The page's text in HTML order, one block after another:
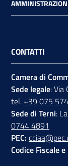
CONTATTI
Camera di
Sede legale:
tel. +39 075
Sede di Terni:
0744 4891
PEC:
Codice Fiscale